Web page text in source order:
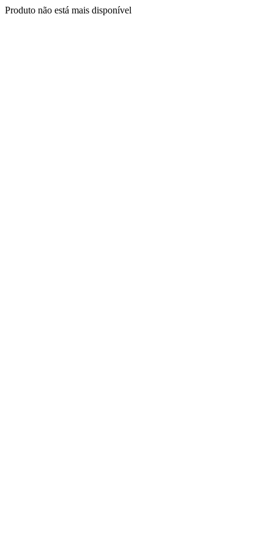
Produto não está mais disponível